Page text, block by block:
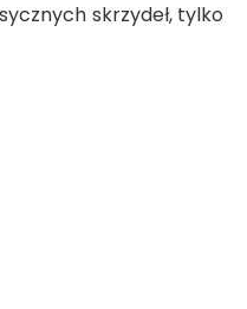
skrzydeł, tylko